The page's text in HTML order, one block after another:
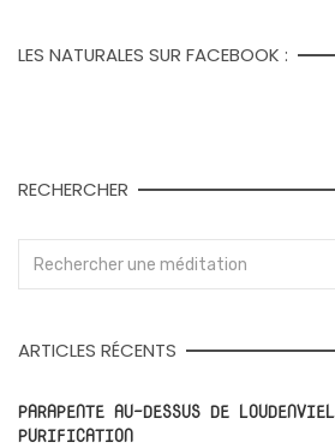
LES NATURALES SUR FACEBOOK :
RECHERCHER
ARTICLES RÉCENTS
PARAPENTE AU-DESSUS DE
PURIFICATION